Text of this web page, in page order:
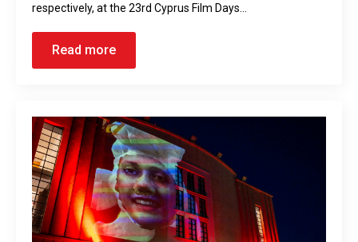
respectively, at the 23rd Cyprus Film Days…
Read more